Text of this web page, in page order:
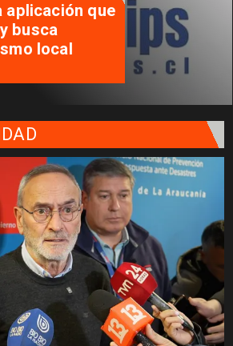
aplicación que
busca
local